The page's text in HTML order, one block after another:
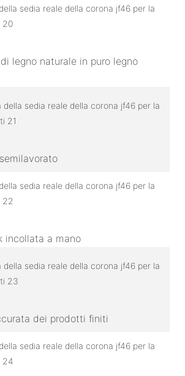
legno naturale in puro legno
incollata a mano
dei prodotti finiti